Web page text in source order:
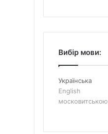
Вибір мови:
Українська
English
московитською